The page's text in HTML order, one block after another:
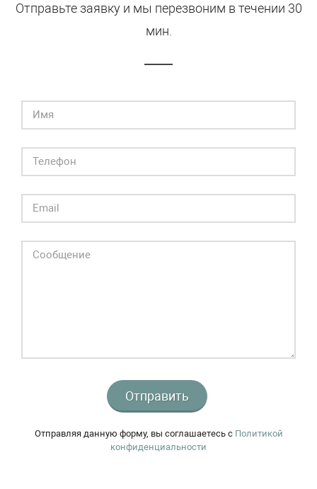
Отправьте заявку и мы перезвоним в течении 30
мин.
Отправить
Отправляя данную форму, вы соглашаетесь c Политикой
конфиденциальности